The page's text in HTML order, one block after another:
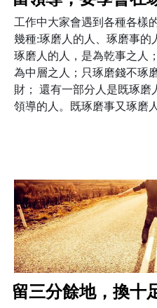
工作中大家會遇到各種各樣
幾種:琢磨人的人、琢磨事的
琢磨人的人，是為乾事之人
為中層之人；只琢磨錢不琢
財； 還有一部分人是既琢磨
領導的人。既琢磨事又琢磨
留三分餘地，換十